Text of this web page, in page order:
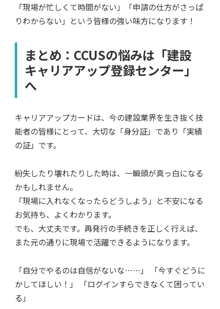
「現場が忙しくて時間がない」「申請の仕方がさっぱ
りわからない」という皆様の強い味方になります！
まとめ：CCUSの悩みは「建設
キャリアアップ登録センター」
へ
キャリアアップカードは、今の建設業界を生き抜く技
能者の皆様にとって、大切な「身分証」であり「実績
の証」です。
紛失したり壊れたりした時は、一瞬頭が真っ白になる
かもしれません。
「現場に入れなくなったらどうしよう」と不安になる
お気持ち、よくわかります。
でも、大丈夫です。再発行の手続きを正しく行えば、
また元の通りに現場で活躍できるようになります。
「自分でやるのは自信がないな……」 「今すぐどうに
かしてほしい！」 「ログインすらできなくて困ってい
る」